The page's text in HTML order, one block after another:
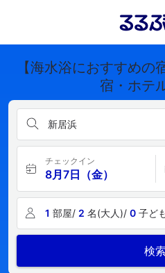
【海水浴におすすめ
宿・ホテ
新居浜
チェックイン
8月7日（金）
1 部屋/ 2 名(大人)/ 0 子ど
検索